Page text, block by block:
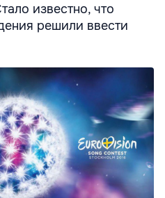
известно, что
решили ввести